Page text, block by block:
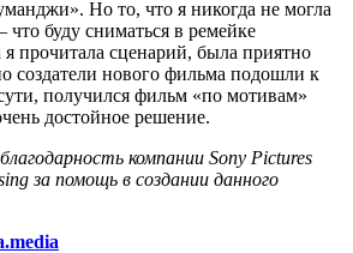
Но то, что я никогда не могла
буду сниматься в ремейке
прочитала сценарий, была приятно
создатели нового фильма подошли к
получился фильм «по мотивам»
достойное решение.
компании Sony Pictures
за помощь в создании данного